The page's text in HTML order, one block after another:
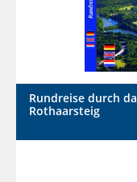
Rundreise durch
Rothaarsteig